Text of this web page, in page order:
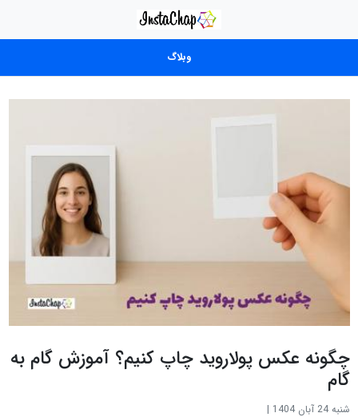
وبلاگ
چگونه عکس پولاروید چاپ کنیم؟ آموزش گام به
گام
شنبه 24 آبان 1404 |